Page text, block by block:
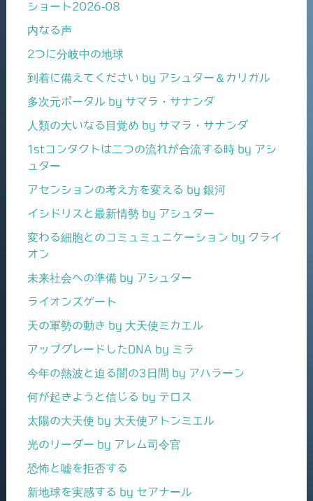
ショート2026-08
内なる声
2つに分岐中の地球
到着に備えてください by アシュター＆カリガル
多次元ポータル by サマラ・サナンダ
人類の大いなる目覚め by サマラ・サナンダ
1stコンタクトは二つの流れが合流する時 by アシ
ュター
アセンションの考え方を変える by 銀河
イシドリスと最新情勢 by アシュター
変わる細胞とのコミュミュニケーション by クライ
オン
未来社会への準備 by アシュター
ライオンズゲート
天の軍勢の動き by 大天使ミカエル
アップグレードしたDNA by ミラ
今年の熱波と迫る闇の3日間 by アハラーン
何が起きようと信じる by テロス
太陽の大天使 by 大天使アトンミエル
光のリーダー by アレム司令官
恐怖と嘘を拒否する
新地球を実感する by セアナール